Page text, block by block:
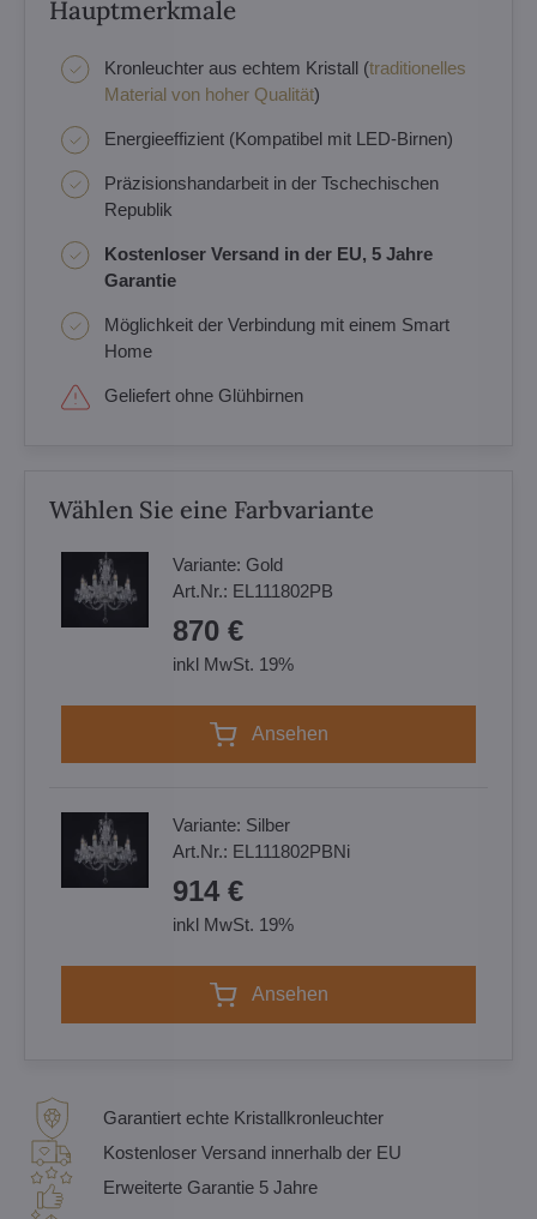
Hauptmerkmale
Kronleuchter aus echtem Kristall (traditionelles
Material von hoher Qualität)
Energieeffizient (Kompatibel mit LED-Birnen)
Präzisionshandarbeit in der Tschechischen
Republik
Kostenloser Versand in der EU, 5 Jahre
Garantie
Möglichkeit der Verbindung mit einem Smart
Home
Geliefert ohne Glühbirnen
Wählen Sie eine Farbvariante
Variante: Gold
Art.Nr.: EL111802PB
870 €
inkl MwSt. 19%
Ansehen
Variante: Silber
Art.Nr.: EL111802PBNi
914 €
inkl MwSt. 19%
Ansehen
Garantiert echte Kristallkronleuchter
Kostenloser Versand innerhalb der EU
Erweiterte Garantie 5 Jahre